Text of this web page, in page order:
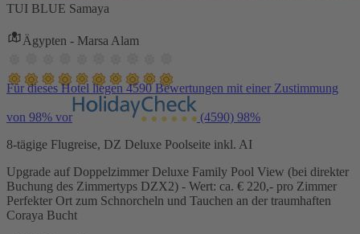
TUI BLUE Samaya
Ägypten - Marsa Alam
Für dieses Hotel liegen 4590 Bewertungen mit einer Zustimmung
von 98% vor (4590) 98%
8-tägige Flugreise, DZ Deluxe Poolseite inkl. AI
Upgrade auf Doppelzimmer Deluxe Family Pool View (bei direkter
Buchung des Zimmertyps DZX2) - Wert: ca. € 220,- pro Zimmer
Perfekter Ort zum Schnorcheln und Tauchen an der traumhaften
Coraya Bucht